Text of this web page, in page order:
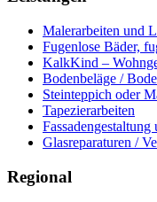
Malerarbeiten und
Fugenlose Bäder,
KalkKind –
Bodenbeläge /
Steinteppich oder
Tapezierarbeiten
Fassadengestaltung
Glasreparaturen /
Regional